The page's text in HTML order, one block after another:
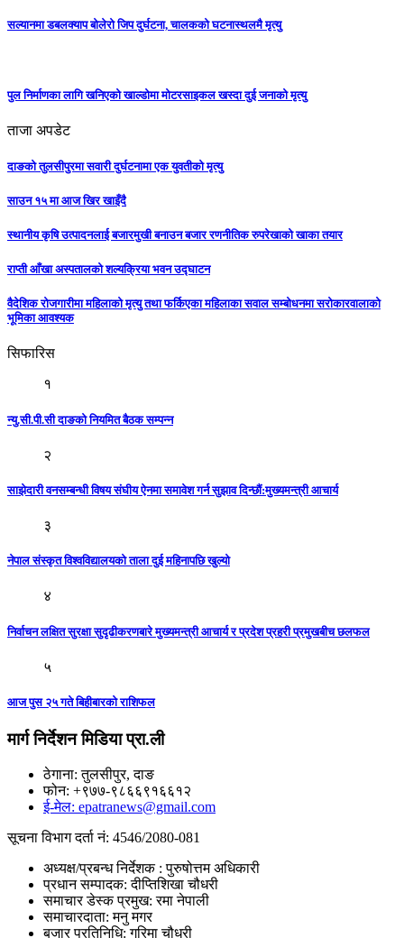
सल्यानमा डबलक्याप बोलेरो जिप दुर्घटना, चालकको घटनास्थलमै मृत्यु
पुल निर्माणका लागि खनिएको खाल्डोमा मोटरसाइकल खस्दा दुई जनाको मृत्यु
ताजा अपडेट
दाङको तुलसीपुरमा सवारी दुर्घटनामा एक युवतीको मृत्यु
साउन १५ मा आज खिर खाइँदै
स्थानीय कृषि उत्पादनलाई बजारमुखी बनाउन बजार रणनीतिक रुपरेखाको खाका तयार
राप्ती आँखा अस्पतालको शल्यक्रिया भवन उद्घाटन
वैदेशिक रोजगारीमा महिलाको मृत्यु तथा फर्किएका महिलाका सवाल सम्बोधनमा सरोकारवालाको
भूमिका आवश्यक
सिफारिस
१
न्यु.सी.पी.सी दाङको नियमित बैठक सम्पन्न
२
साझेदारी वनसम्बन्धी विषय संघीय ऐनमा समावेश गर्न सुझाव दिन्छौं:मुख्यमन्त्री आचार्य
३
नेपाल संस्कृत विश्वविद्यालयको ताला दुई महिनापछि खुल्यो
४
निर्वाचन लक्षित सुरक्षा सुदृढीकरणबारे मुख्यमन्त्री आचार्य र प्रदेश प्रहरी प्रमुखबीच छलफल
५
आज पुस २५ गते बिहीबारकाे राशिफल
मार्ग निर्देशन मिडिया प्रा.ली
ठेगाना: तुलसीपुर, दाङ
फोन: +९७७-९८६६९१६६१२
ई-मेल: epatranews@gmail.com
सूचना विभाग दर्ता नं: 4546/2080-081
अध्यक्ष/प्रबन्ध निर्देशक : पुरुषोत्तम अधिकारी
प्रधान सम्पादक: दीप्तिशिखा चौधरी
समाचार डेस्क प्रमुख: रमा नेपाली
समाचारदाता: मनु मगर
बजार प्रतिनिधि: गरिमा चौधरी